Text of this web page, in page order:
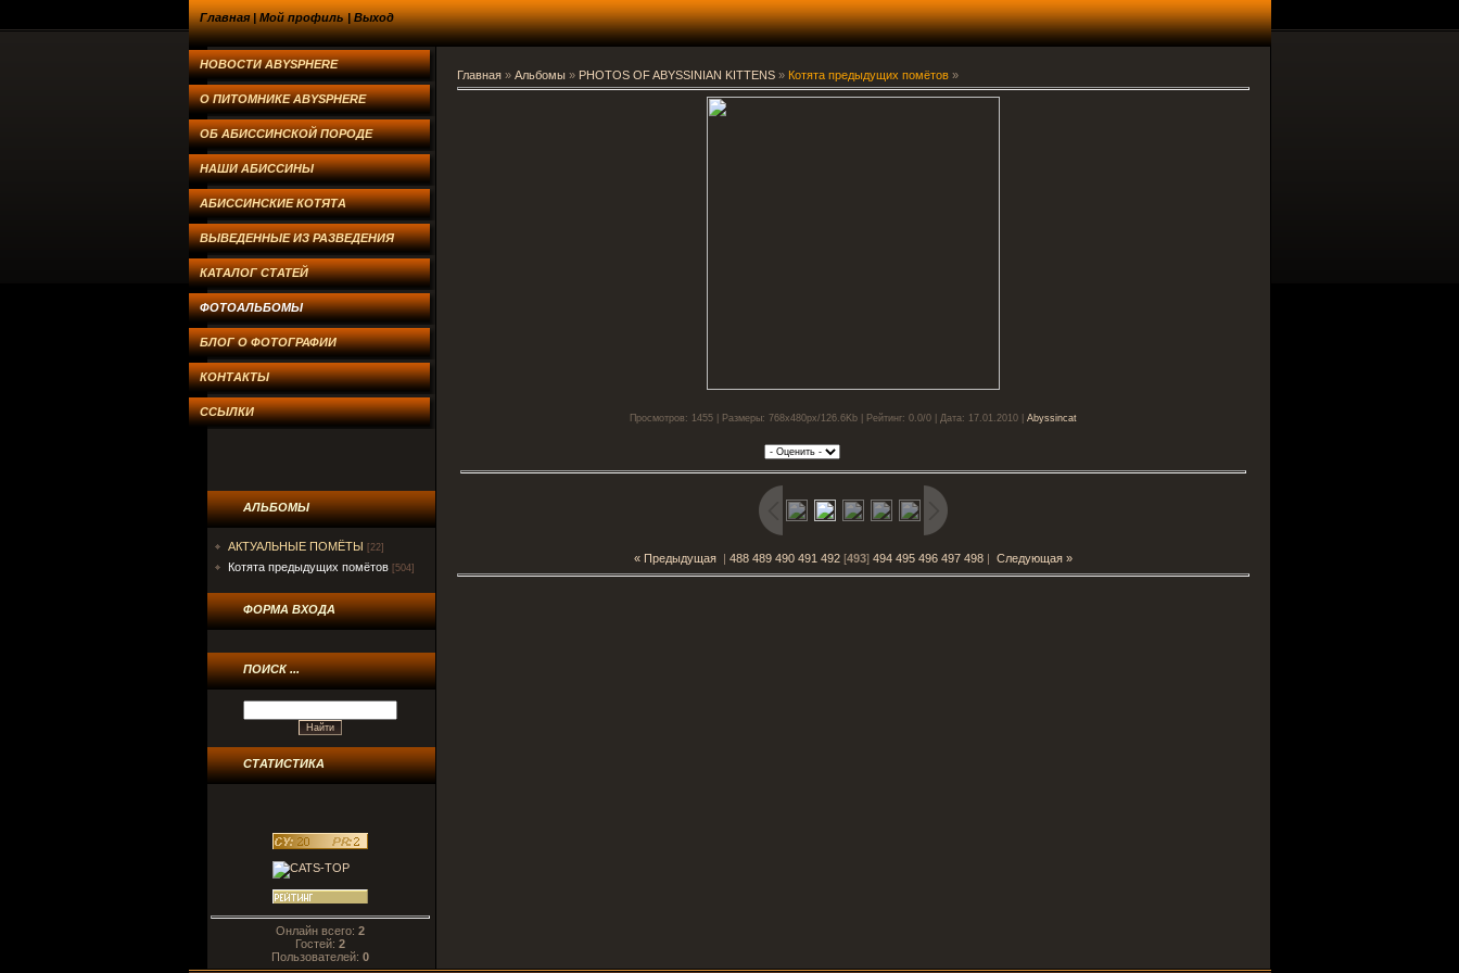
Главная|Мой профиль|Выход
НОВОСТИ ABYSPHERE
О ПИТОМНИКЕ ABYSPHERE
ОБ АБИССИНСКОЙ ПОРОДЕ
НАШИ АБИССИНЫ
АБИССИНСКИЕ КОТЯТА
ВЫВЕДЕННЫЕ ИЗ РАЗВЕДЕНИЯ
КАТАЛОГ СТАТЕЙ
ФОТОАЛЬБОМЫ
БЛОГ О ФОТОГРАФИИ
КОНТАКТЫ
ССЫЛКИ
АЛЬБОМЫ
АКТУАЛЬНЫЕ ПОМЁТЫ [22]
Котята предыдущих помётов [504]
ФОРМА ВХОДА
ПОИСК ...
СТАТИСТИКА
Онлайн всего: 2
Гостей: 2
Пользователей: 0
Главная» Альбомы» PHOTOS OF ABYSSINIAN KITTENS» Котята предыдущих помётов»
Просмотров: 1455 | Размеры: 768x480px/126.6Kb | Рейтинг: 0.0/0 | Дата: 17.01.2010 | Abyssincat
« Предыдущая| 488 489 490 491 492[493] 494 495 496 497 498| Следующая »